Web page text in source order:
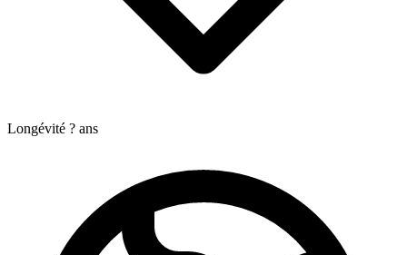
Longévité ? ans